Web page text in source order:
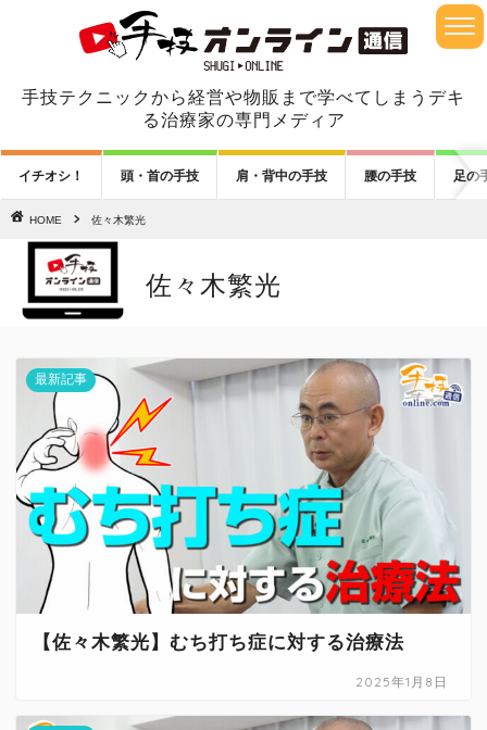
手技テクニックから経営や物販まで学べてしまうデキ
る治療家の専門メディア
イチオシ！ 頭・首の手技 肩・背中の手技 腰の手技 足の
HOME 佐々木繁光
佐々木繁光
最新記事
【佐々木繁光】むち打ち症に対する治療法
2025年1月8日